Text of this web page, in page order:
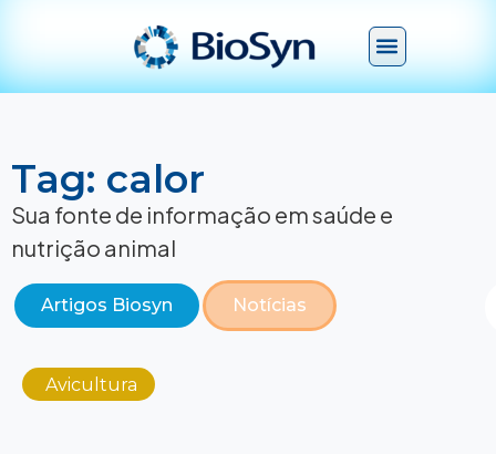
Tag: calor
Sua fonte de informação em saúde e
nutrição animal
Artigos Biosyn Notícias
Avicultura